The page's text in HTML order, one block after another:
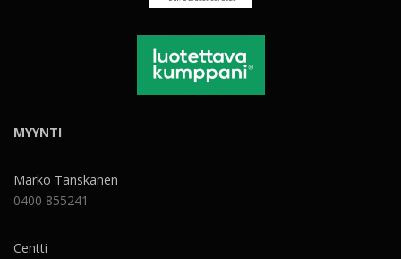
MYYNTI
Marko Tanskanen
0400 855241
Centti